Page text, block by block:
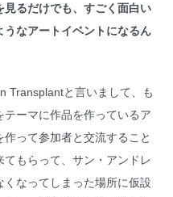
るだけでも、すごく面白い
うなアートイベントになるん
Transplantと言いまして、も
ーマに作品を作っているア
って参加者と交流すること
もらって、サン・アンドレ
なってしまった場所に仮設